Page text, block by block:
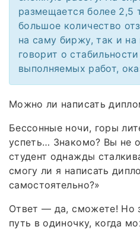
размещается более 2,5
большое количество
на саму биржу, так и
говорит о
выполняемых работ,
Можно ли написать
Бессонные ночи, горы
успеть… Знакомо? Вы не
студент однажды
смогу ли я написать
самостоятельно?»
Ответ — да, сможете! Но
путь в одиночку, когда